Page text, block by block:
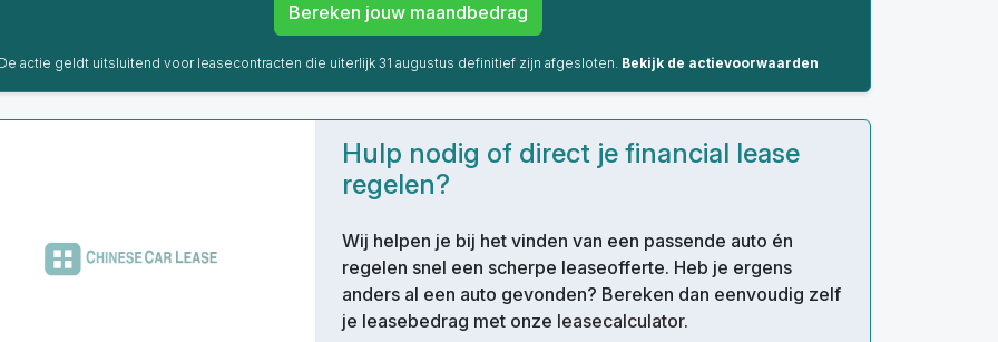
Bereken jouw maandbedrag
actie geldt uitsluitend voor leasecontracten die uiterlijk 31 augustus definitief zijn afgesloten. Bekijk de actievoorwaarden
Hulp nodig of direct je financial lease
regelen?
Wij helpen je bij het vinden van een passende auto én
regelen snel een scherpe leaseofferte. Heb je ergens
anders al een auto gevonden? Bereken dan eenvoudig zelf
je leasebedrag met onze leasecalculator.